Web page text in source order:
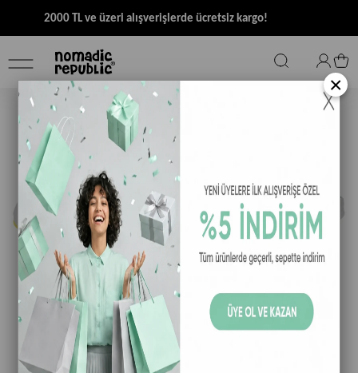
2000 TL ve üzeri alışverişlerde ücretsiz kargo!
×